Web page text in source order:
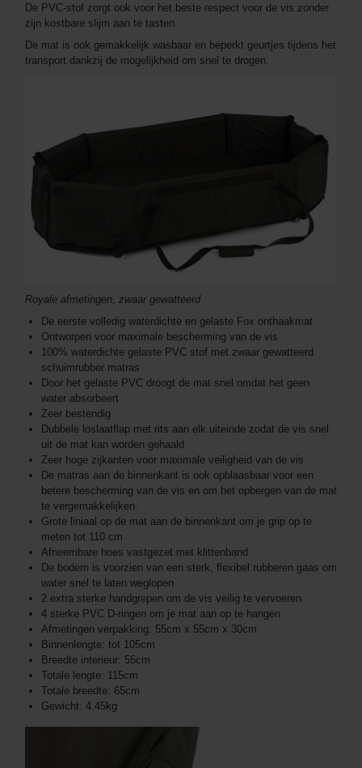
De PVC-stof zorgt ook voor het beste respect voor de vis zonder
zijn kostbare slijm aan te tasten.
De mat is ook gemakkelijk wasbaar en beperkt geurtjes tijdens het
transport dankzij de mogelijkheid om snel te drogen.
Royale afmetingen, zwaar gewatteerd
De eerste volledig waterdichte en gelaste Fox onthaakmat
Ontworpen voor maximale bescherming van de vis
100% waterdichte gelaste PVC stof met zwaar gewatteerd
schuimrubber matras
Door het gelaste PVC droogt de mat snel omdat het geen
water absorbeert
Zeer bestendig
Dubbele loslaatflap met rits aan elk uiteinde zodat de vis snel
uit de mat kan worden gehaald
Zeer hoge zijkanten voor maximale veiligheid van de vis
De matras aan de binnenkant is ook opblaasbaar voor een
betere bescherming van de vis en om het opbergen van de mat
te vergemakkelijken.
Grote liniaal op de mat aan de binnenkant om je grip op te
meten tot 110 cm
Afneembare hoes vastgezet met klittenband
De bodem is voorzien van een sterk, flexibel rubberen gaas om
water snel te laten weglopen
2 extra sterke handgrepen om de vis veilig te vervoeren
4 sterke PVC D-ringen om je mat aan op te hangen
Afmetingen verpakking: 55cm x 55cm x 30cm
Binnenlengte: tot 105cm
Breedte interieur: 55cm
Totale lengte: 115cm
Totale breedte: 65cm
Gewicht: 4.45kg